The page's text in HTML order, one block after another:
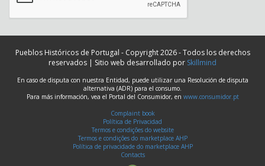
Pueblos Históricos de Portugal - Copyright 2026 - Todos los derechos
reservados | Sitio web desarrollado por Skillmind
En caso de disputa con nuestra Entidad, puede utilizar una Resolución de disputa
alternativa (ADR) para el consumo.
Para más información, vea el Portal del Consumidor, en www.consumidor.pt
Complaint book
Política de Privacidad
Termos e condições do website
Termos e condições do marketplace AHP
Política de privacidade do marketplace AHP
Contacts